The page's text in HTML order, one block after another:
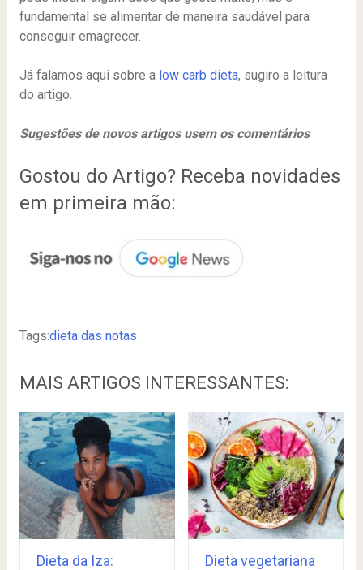
fundamental se alimentar de maneira saudável para
conseguir emagrecer.
Já falamos aqui sobre a low carb dieta, sugiro a leitura
do artigo.
Sugestões de novos artigos usem os comentários
Gostou do Artigo? Receba novidades
em primeira mão:
Tags:dieta das notas
MAIS ARTIGOS INTERESSANTES:
Dieta da Iza:
Dieta vegetariana